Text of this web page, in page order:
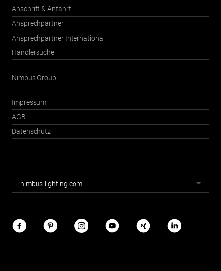
Anschrift & Anfahrt
Ansprechpartner
Ansprechpartner International
Händlersuche
Nimbus Group
Impressum
AGB
Datenschutz
Nimbus
Webseiten
nimbus-lighting.com
Nimbus
im